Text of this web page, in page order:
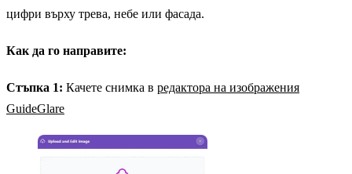
цифри върху трева, небе или фасада.
Как да го направите:
Стъпка 1: Качете снимка в редактора на изображения
GuideGlare